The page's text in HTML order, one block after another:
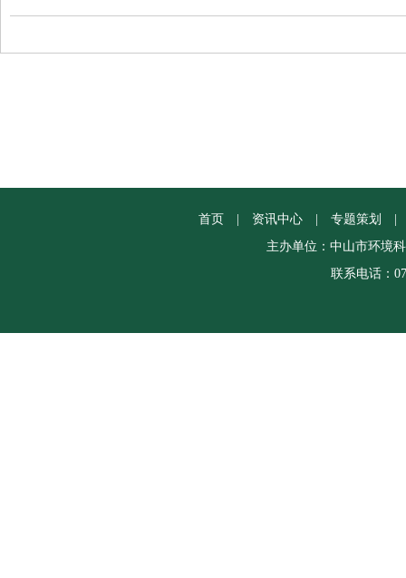
首页 资讯中心 专题策划
主办单位：中山市环境
联系电话：